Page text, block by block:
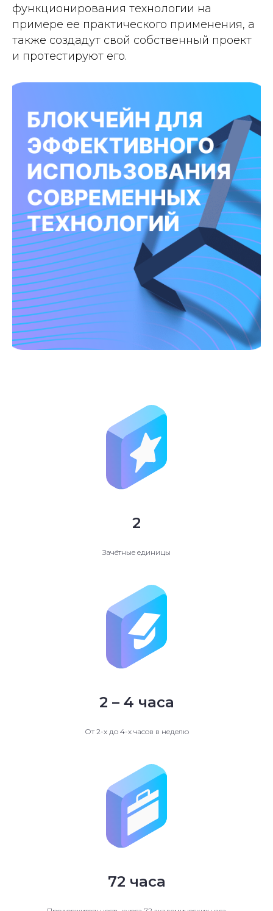
функционирования технологии на
примере ее практического применения, а
также создадут свой собственный проект
и протестируют его.
2
Зачётные единицы
2 – 4 часа
От 2-х до 4-х часов в неделю
72 часа